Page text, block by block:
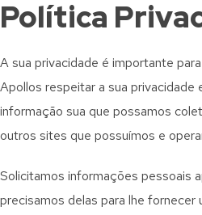
Política
A sua privacidade é importante
Apollos respeitar a sua privacidade
informação sua que possamos
outros sites que possuímos e
Solicitamos informações pessoais
precisamos delas para lhe